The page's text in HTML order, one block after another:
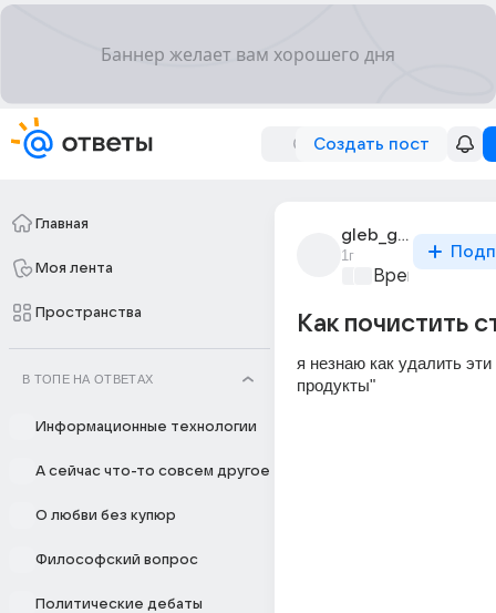
Создать пост
Главная
Моя лента
Пространства
В ТОПЕ НА ОТВЕТАХ
Информационные технологии
А сейчас что-то совсем другое
О любви без купюр
Философский вопрос
Политические дебаты
gleb_gumeniak
1г
Время игр
Как почистить
я незнаю как удалить
продукты"